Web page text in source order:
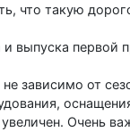
что такую
выпуска первой
зависимо от
Очень